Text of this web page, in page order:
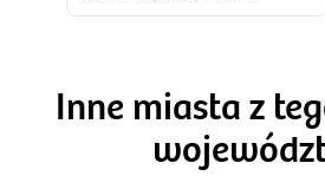
Menu
Inne miasta z